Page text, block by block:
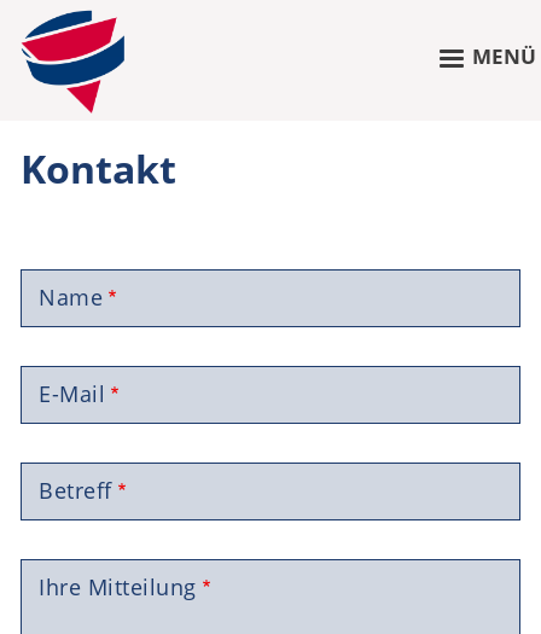
MENÜ
Kontakt
Name
E-Mail
Betreff
Ihre Mitteilung